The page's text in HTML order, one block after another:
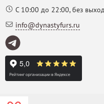
С 10:00 до 22:00, без
info@dynastyfurs.ru